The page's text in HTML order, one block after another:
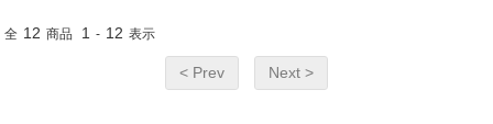
全 12 商品 1 - 12 表示
< Prev Next >